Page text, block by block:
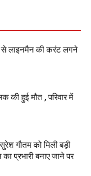
से लाइनमैन की करंट लगने
की हुई मौत , परिवार में
गौतम को मिली बड़ी
का प्रभारी बनाए जाने पर